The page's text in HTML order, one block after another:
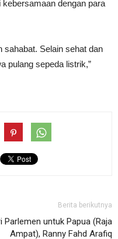
dengan para
sahabat. Selain sehat dan
pulang sepeda listrik,”
Berita berikutnya
Parlemen untuk Papua (Raja
Ampat), Ranny Fahd Arafiq